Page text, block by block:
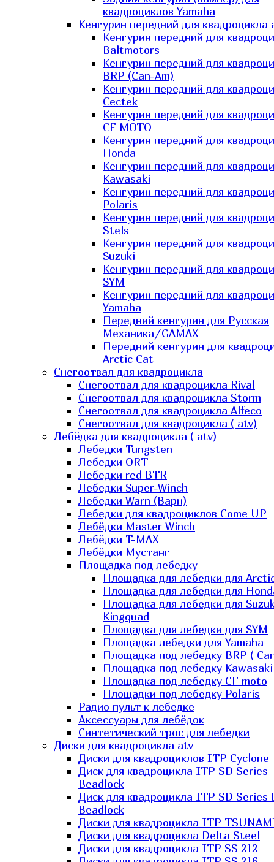
квадроциклов Yamaha
Кенгурин передний для квадроцикла
Кенгурин передний для
Baltmotors
Кенгурин передний для
BRP (Can-Am)
Кенгурин передний для
Cectek
Кенгурин передний для
CF MOTO
Кенгурин передний для
Honda
Кенгурин передний для
Kawasaki
Кенгурин передний для
Polaris
Кенгурин передний для
Stels
Кенгурин передний для
Suzuki
Кенгурин передний для
SYM
Кенгурин передний для
Yamaha
Передний кенгурин для Русская
Механика/GAMAX
Передний кенгурин для
Arctic Cat
Снегоотвал для квадроцикла
Снегоотвал для квадроцикла Rival
Снегоотвал для квадроцикла Storm
Снегоотвал для квадроцикла Alfeco
Снегоотвал для квадроцикла ( atv)
Лебёдка для квадроцикла ( atv)
Лебедки Tungsten
Лебедки ORT
Лебедки red BTR
Лебедки Super-Winch
Лебедки Warn (Варн)
Лебедки для квадроциклов Come UP
Лебёдки Master Winch
Лебёдки T-MAX
Лебёдки Мустанг
Площадка под лебедку
Площадка для лебедки для
Площадка для лебедки для
Площадка для лебедки для
Kingquad
Площадка для лебедки для SYM
Площадка лебедки для Yamaha
Площадка под лебедку BRP (
Площадка под лебедку Kawasaki
Площадка под лебедку СF moto
Площадки под лебедку Polaris
Радио пульт к лебедке
Аксессуары для лебёдок
Синтетический трос для лебедки
Диски для квадроцикла atv
Диски для квадроциклов ITP Cyclone
Диск для квадроцикла ITP SD Series
Beadlock
Диск для квадроцикла ITP SD Series
Beadlock
Диски для квадроцикла ITP
Диски для квадроцикла Delta Steel
Диски для квадроцикла ITP SS 212